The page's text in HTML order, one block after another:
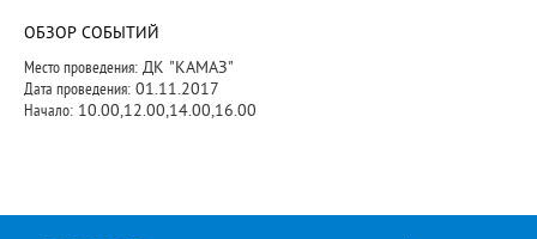
ОБЗОР СОБЫТИЙ
Место проведения: ДК "КАМАЗ"
Дата проведения: 01.11.2017
Начало: 10.00,12.00,14.00,16.00